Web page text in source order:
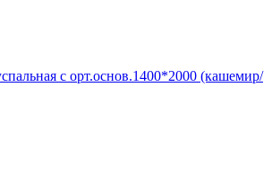
с орт.основ.1400*2000 (кашемир/